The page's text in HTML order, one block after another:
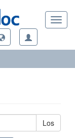
Los